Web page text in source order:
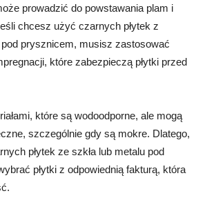
prowadzić do powstawania plam i
chcesz użyć czarnych płytek z
pod prysznicem, musisz zastosować
które zabezpieczą płytki przed
które są wodoodporne, ale mogą
szczególnie gdy są mokre. Dlatego,
płytek ze szkła lub metalu pod
płytki z odpowiednią fakturą, która